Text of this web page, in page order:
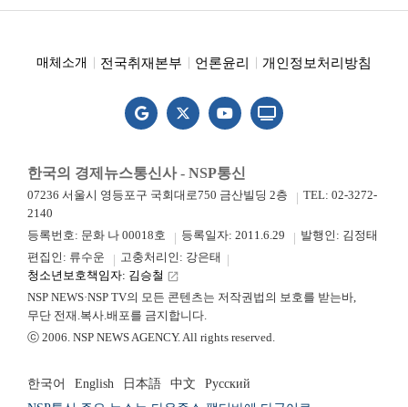
매체소개 전국취재본부 언론윤리 개인정보처리방침
한국의 경제뉴스통신사 - NSP통신
07236 서울시 영등포구 국회대로750 금산빌딩 2층
TEL: 02-3272-
2140
등록번호: 문화 나 00018호
등록일자: 2011.6.29
발행인: 김정태
편집인: 류수운
고충처리인: 강은태
청소년보호책임자: 김승철 launch
NSP NEWS·NSP TV의 모든 콘텐츠는 저작권법의 보호를 받는바,
무단 전재.복사.배포를 금지합니다.
ⓒ 2006. NSP NEWS AGENCY. All rights reserved.
한국어 English 日本語 中文
Русский